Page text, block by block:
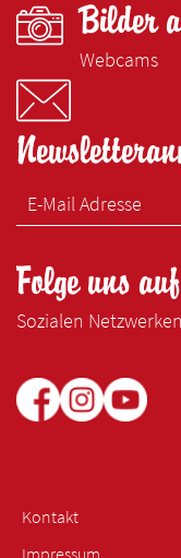
Bilder
Webcams
Folge uns
Sozialen Netzwerken
Kontakt